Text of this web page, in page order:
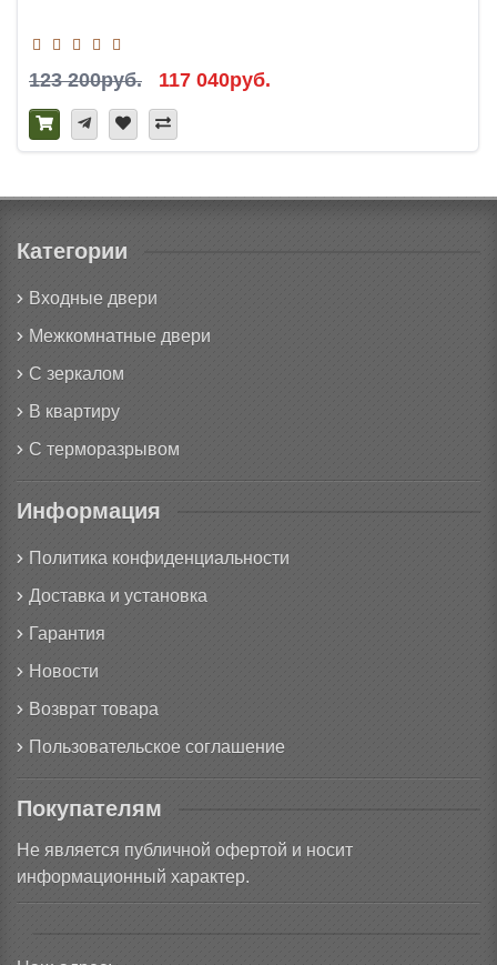
123 200руб. 117 040руб.
Категории
Входные двери
Межкомнатные двери
С зеркалом
В квартиру
С терморазрывом
Информация
Политика конфиденциальности
Доставка и установка
Гарантия
Новости
Возврат товара
Пользовательское соглашение
Покупателям
Не является публичной офертой и носит
информационный характер.